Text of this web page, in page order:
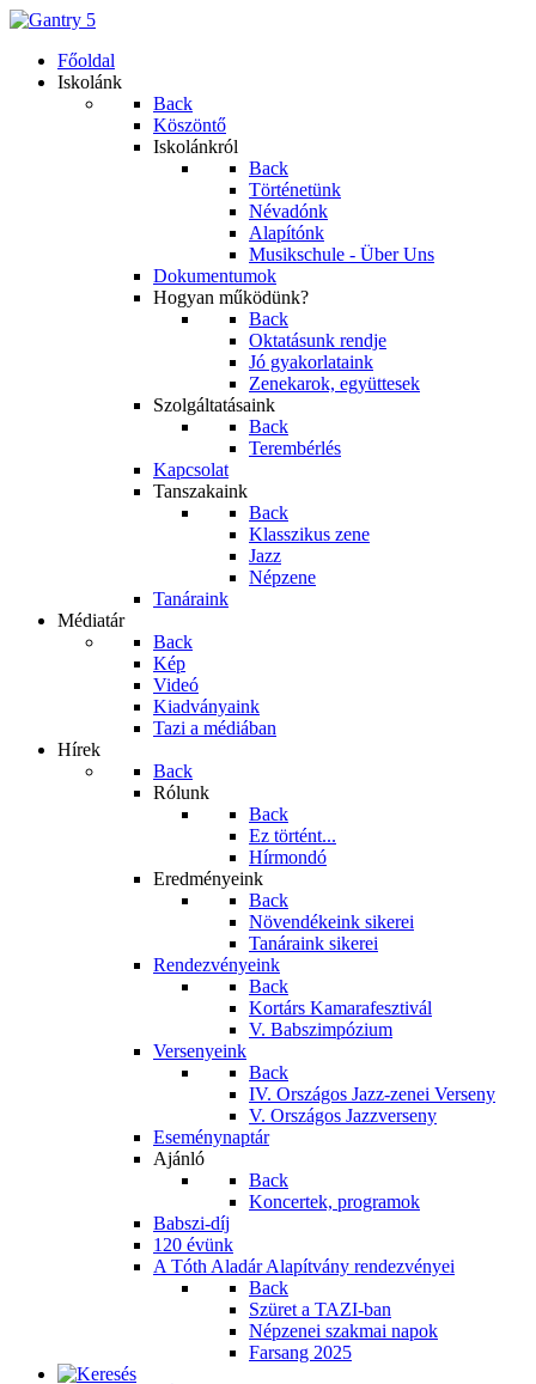
Főoldal
Iskolánk
Back
Köszöntő
Iskolánkról
Back
Történetünk
Névadónk
Alapítónk
Musikschule - Über Uns
Dokumentumok
Hogyan működünk?
Back
Oktatásunk rendje
Jó gyakorlataink
Zenekarok, együttesek
Szolgáltatásaink
Back
Terembérlés
Kapcsolat
Tanszakaink
Back
Klasszikus zene
Jazz
Népzene
Tanáraink
Médiatár
Back
Kép
Videó
Kiadványaink
Tazi a médiában
Hírek
Back
Rólunk
Back
Ez történt...
Hírmondó
Eredményeink
Back
Növendékeink sikerei
Tanáraink sikerei
Rendezvényeink
Back
Kortárs Kamarafesztivál
V. Babszimpózium
Versenyeink
Back
IV. Országos Jazz-zenei Verseny
V. Országos Jazzverseny
Eseménynaptár
Ajánló
Back
Koncertek, programok
Babszi-díj
120 évünk
A Tóth Aladár Alapítvány rendezvényei
Back
Szüret a TAZI-ban
Népzenei szakmai napok
Farsang 2025